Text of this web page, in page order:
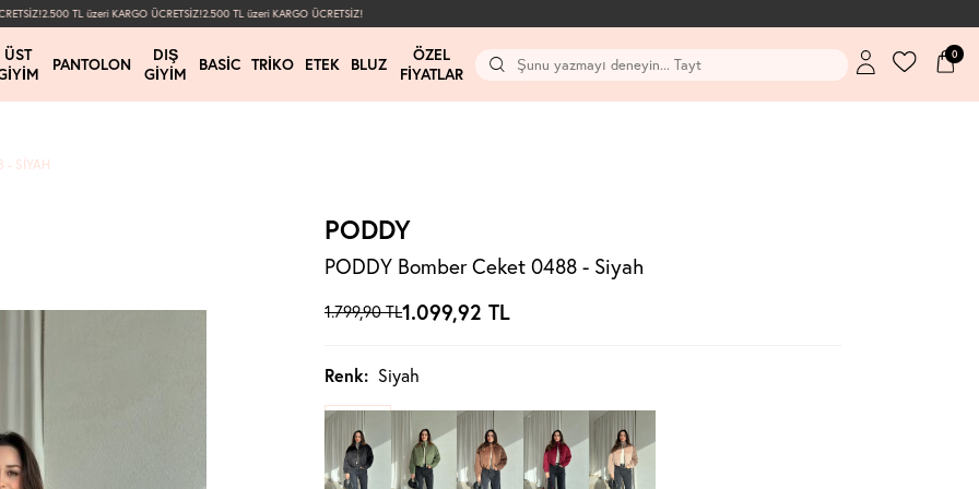
2.500 TL üzeri KARGO ÜCRETSİZ!2.500 TL üzeri KARGO ÜCRETSİZ!
ÜST
PANTOLON
DIŞ
GIYIM
BASIC TRIKO ETEK BLUZ
ÖZEL
FIYATLAR
0
- SIYAH
PODDY
PODDY Bomber Ceket 0488 - Siyah
1.799,90TL1.099,92 TL
Renk: Siyah